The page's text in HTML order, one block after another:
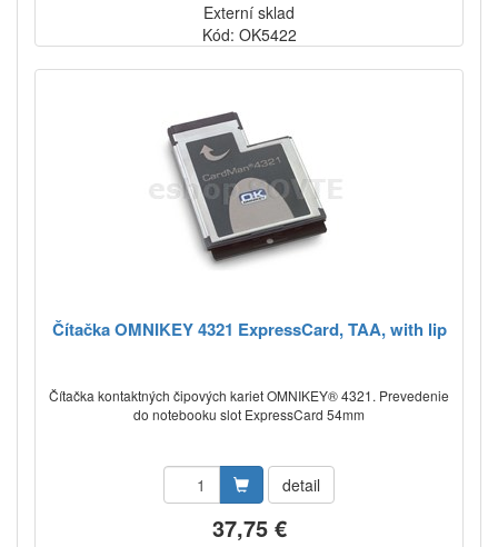
Externí sklad
Kód: OK5422
Čítačka OMNIKEY 4321 ExpressCard, TAA, with lip
Čítačka kontaktných čipových kariet OMNIKEY® 4321. Prevedenie
do notebooku slot ExpressCard 54mm
detail
37,75 €